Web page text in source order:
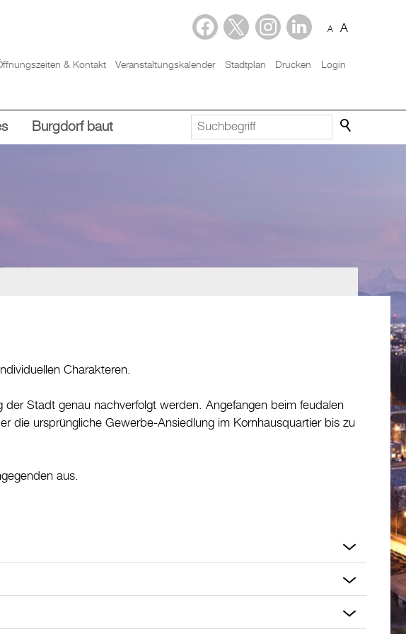
A A
& Kontakt Veranstaltungskalender Stadtplan Drucken Login
Burgdorf baut
Charakteren.
Stadt genau nachverfolgt werden. Angefangen beim feudalen
die ursprüngliche Gewerbe-Ansiedlung im Kornhausquartier bis zu
aus.